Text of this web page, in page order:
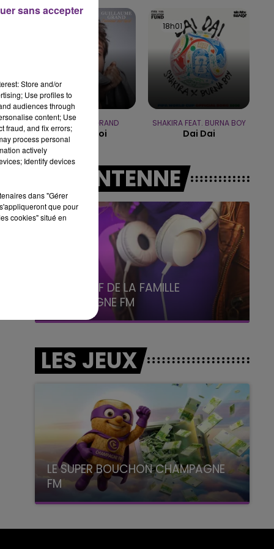
19h15 - 20h00
LA RADIO POP
GUILLAUME GRAND
Toi Et Moi
18h01
18h01
SHAKIRA FEAT. BURNA BOY
Dai Dai
A L'ANTENNE
LE BEST OF DE LA FAMILLE
CHAMPAGNE FM
LES JEUX
LE SUPER BOUCHON CHAMPAGNE
FM
avec La Famille Champagne FM, à 8H10
Store and/or
Use profiles to
audiences through
content; Use
fraud, and fix errors;
process personal
actively
Identify devices
dans "Gérer
que pour
cookies" situé en
sans accepter